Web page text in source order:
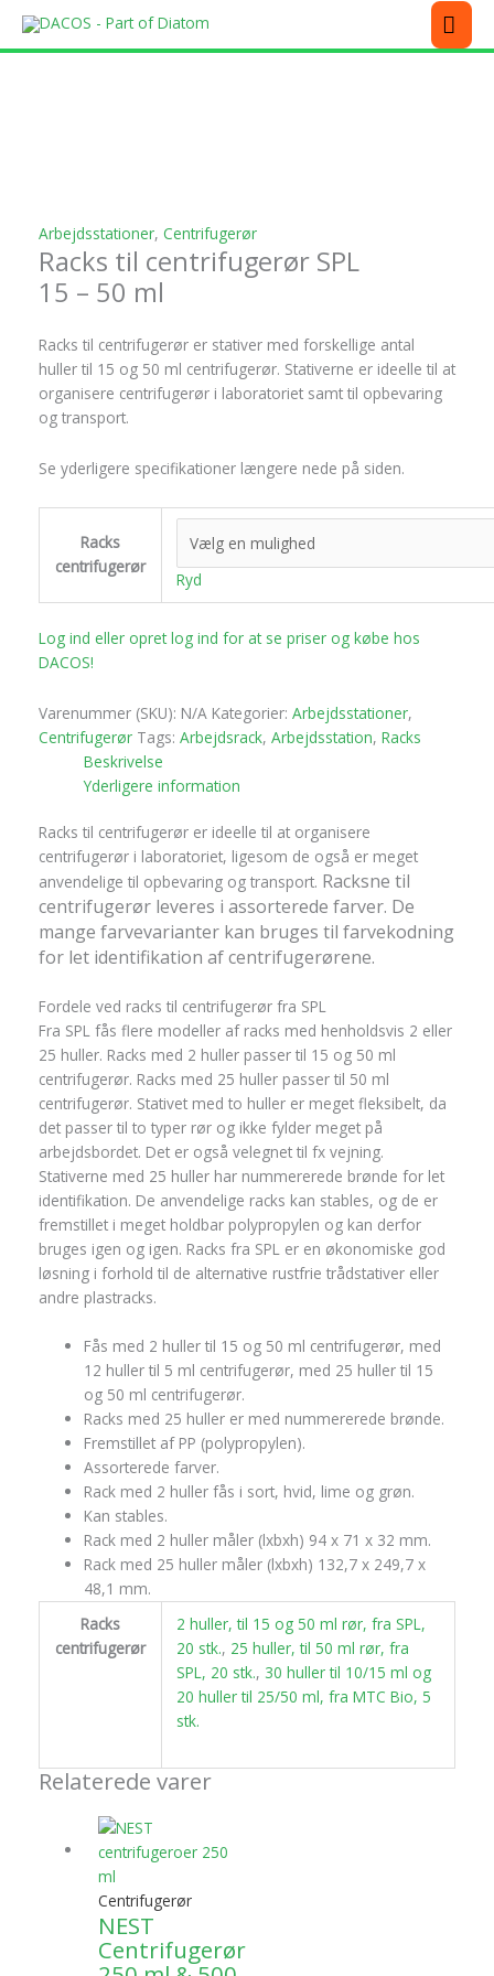
indholdet
Arbejdsstationer, Centrifugerør
Racks til centrifugerør SPL
15 – 50 ml
Racks til centrifugerør er stativer med forskellige antal
huller til 15 og 50 ml centrifugerør. Stativerne er ideelle til at
organisere centrifugerør i laboratoriet samt til opbevaring
og transport.
Se yderligere specifikationer længere nede på siden.
Racks
centrifugerør
Ryd
Log ind eller opret log ind for at se priser og købe hos
DACOS!
Varenummer (SKU): N/A Kategorier: Arbejdsstationer,
Centrifugerør Tags: Arbejdsrack, Arbejdsstation, Racks
Beskrivelse
Yderligere information
Racks til centrifugerør er ideelle til at organisere
centrifugerør i laboratoriet, ligesom de også er meget
anvendelige til opbevaring og transport. Racksne til
centrifugerør leveres i assorterede farver. De
mange farvevarianter kan bruges til farvekodning
for let identifikation af centrifugerørene.
Fordele ved racks til centrifugerør fra SPL
Fra SPL fås flere modeller af racks med henholdsvis 2 eller
25 huller. Racks med 2 huller passer til 15 og 50 ml
centrifugerør. Racks med 25 huller passer til 50 ml
centrifugerør. Stativet med to huller er meget fleksibelt, da
det passer til to typer rør og ikke fylder meget på
arbejdsbordet. Det er også velegnet til fx vejning.
Stativerne med 25 huller har nummererede brønde for let
identifikation. De anvendelige racks kan stables, og de er
fremstillet i meget holdbar polypropylen og kan derfor
bruges igen og igen. Racks fra SPL er en økonomiske god
løsning i forhold til de alternative rustfrie trådstativer eller
andre plastracks.
Fås med 2 huller til 15 og 50 ml centrifugerør, med
12 huller til 5 ml centrifugerør, med 25 huller til 15
og 50 ml centrifugerør.
Racks med 25 huller er med nummererede brønde.
Fremstillet af PP (polypropylen).
Assorterede farver.
Rack med 2 huller fås i sort, hvid, lime og grøn.
Kan stables.
Rack med 2 huller måler (lxbxh) 94 x 71 x 32 mm.
Rack med 25 huller måler (lxbxh) 132,7 x 249,7 x
48,1 mm.
Racks
centrifugerør
2 huller, til 15 og 50 ml rør, fra SPL,
20 stk., 25 huller, til 50 ml rør, fra
SPL, 20 stk., 30 huller til 10/15 ml og
20 huller til 25/50 ml, fra MTC Bio, 5
stk.
Relaterede varer
Centrifugerør
NEST
Centrifugerør
vælges
på
varesiden
vælges
på
varesiden
vælges
på
varesiden
vælges
på
varesiden